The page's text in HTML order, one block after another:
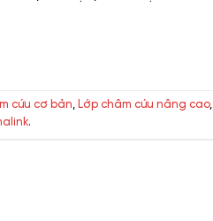
cứu cơ bản, Lớp châm cứu nâng cao,
.